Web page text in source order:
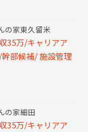
の家東久留米
35万/キャリアア
幹部候補/ 施設管理
の家細田
35万/キャリアア